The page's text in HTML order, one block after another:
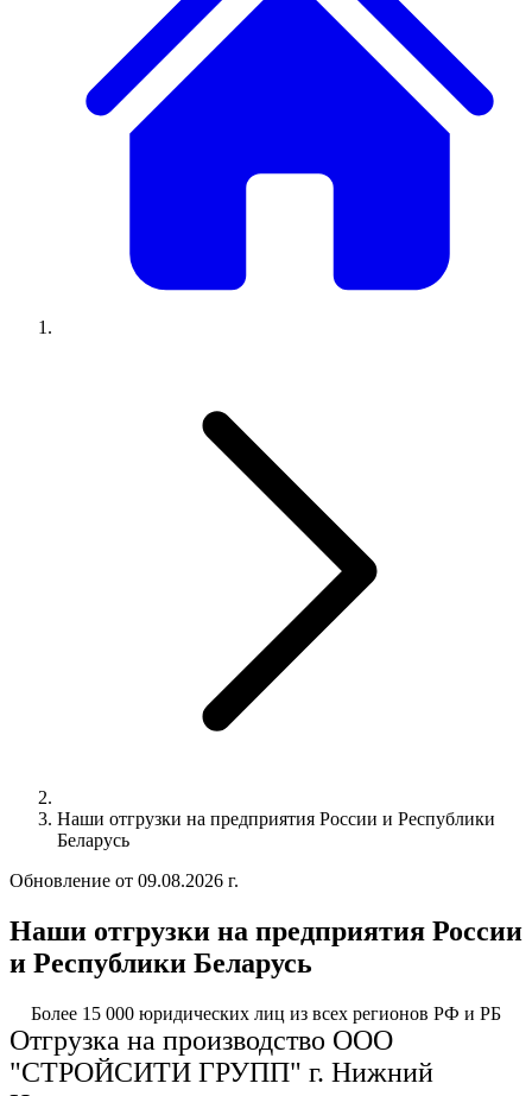
Наши отгрузки на предприятия России и Республики
Беларусь
Обновление от 09.08.2026 г.
Наши отгрузки на предприятия России
и Республики Беларусь
Более 15 000 юридических лиц из всех регионов РФ и РБ
Отгрузка на производство ООО
"СТРОЙСИТИ ГРУПП" г. Нижний